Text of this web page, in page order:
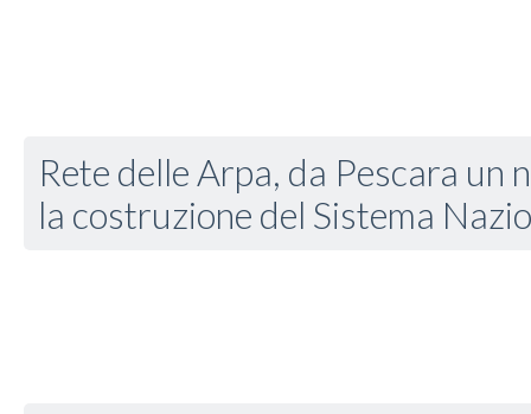
Rete delle Arpa, da Pescara un
la costruzione del Sistema